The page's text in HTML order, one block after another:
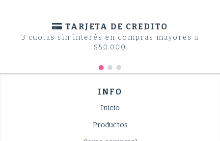
TARJETA DE CREDITO
3 cuotas sin interés en compras mayores a
$50.000
INFO
Inicio
Productos